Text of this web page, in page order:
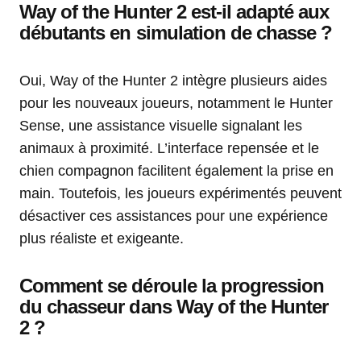
Way of the Hunter 2 est-il adapté aux
débutants en simulation de chasse ?
Oui, Way of the Hunter 2 intègre plusieurs aides
pour les nouveaux joueurs, notamment le Hunter
Sense, une assistance visuelle signalant les
animaux à proximité. L’interface repensée et le
chien compagnon facilitent également la prise en
main. Toutefois, les joueurs expérimentés peuvent
désactiver ces assistances pour une expérience
plus réaliste et exigeante.
Comment se déroule la progression
du chasseur dans Way of the Hunter
2 ?